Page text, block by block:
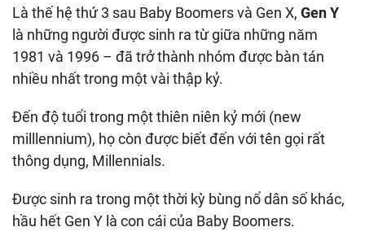
Là thế hệ thứ 3 sau Baby Boomers và Gen X, Gen Y
là những người được sinh ra từ giữa những năm
1981 và 1996 – đã trở thành nhóm được bàn tán
nhiều nhất trong một vài thập kỷ.
Đến độ tuổi trong một thiên niên kỷ mới (new
milllennium), họ còn được biết đến với tên gọi rất
thông dụng, Millennials.
Được sinh ra trong một thời kỳ bùng nổ dân số khác,
hầu hết Gen Y là con cái của Baby Boomers.